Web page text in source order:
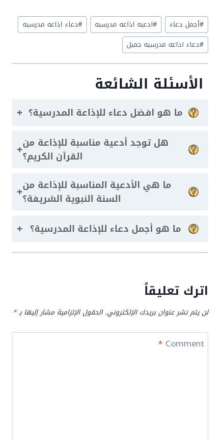
Post
Tags:
#أجمل دعاء #ادعيه اذاعه مدرسيه #دعاء اذاعه مدرسيه
#دعاء اذاعه مدرسيه جميل
الأسئلة الشائعة
ما هو افضل دعاء للإذاعة المدرسية؟ +
هل توجد أدعية مناسبة للإذاعة من
القرآن الكريم؟+
ما هي الأدعية المناسبة للإذاعة من
السنة النبوية الشريفة؟+
ما هو أجمل دعاء للإذاعة المدرسية؟ +
اترك تعليقاً
لن يتم نشر عنوان بريدك الإلكتروني. الحقول الإلزامية مشار إليها بـ*
Comment
*